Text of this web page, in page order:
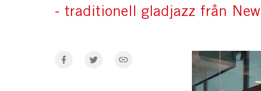
- traditionell gladjazz från